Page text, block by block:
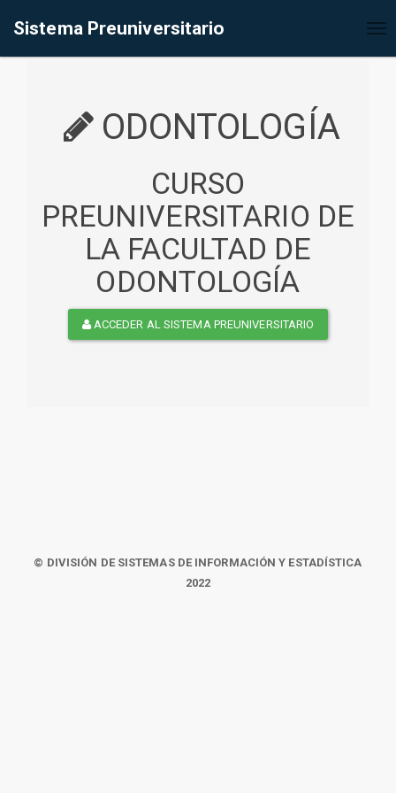
Sistema Preuniversitario
ODONTOLOGÍA
CURSO
PREUNIVERSITARIO DE
LA FACULTAD DE
ODONTOLOGÍA
ACCEDER AL SISTEMA PREUNIVERSITARIO
© DIVISIÓN DE SISTEMAS DE INFORMACIÓN Y ESTADÍSTICA
2022